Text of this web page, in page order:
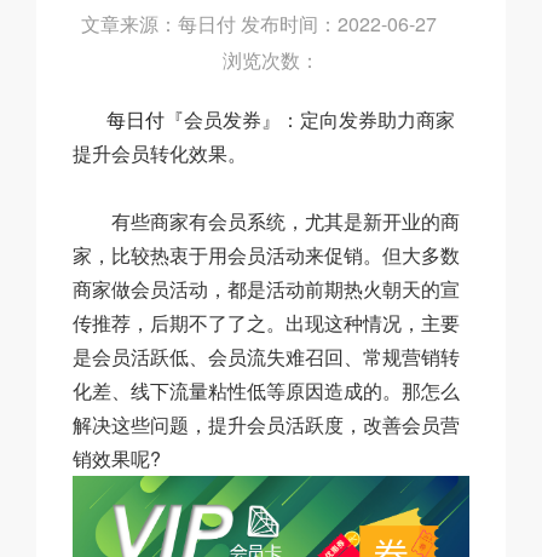
文章来源：每日付 发布时间：2022-06-27
浏览次数：
每日付 『会员发券』：定向发券助力商家
提升会员转化效果。
有些商家有会员系统，尤其是新开业的商
家，比较热衷于用会员活动来促销。但大多数
商家做会员活动，都是活动前期热火朝天的宣
传推荐，后期不了了之。出现这种情况，主要
是会员活跃低、会员流失难召回、常规营销转
化差、线下流量粘性低等原因造成的。那怎么
解决这些问题，提升会员活跃度，改善会员营
销效果呢?